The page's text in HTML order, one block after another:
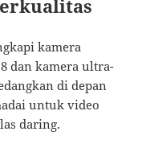
kamera
dan kamera ultra-
di depan
untuk video
daring.